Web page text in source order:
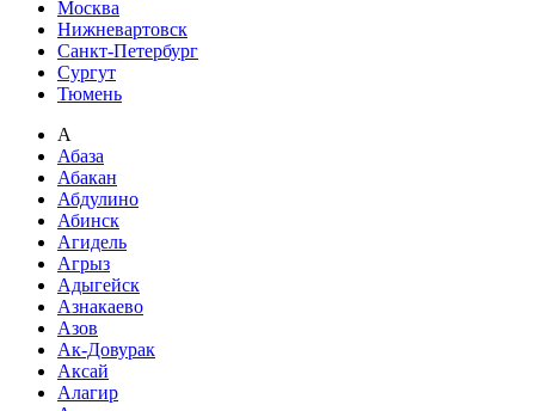
Москва
Нижневартовск
Санкт-Петербург
Сургут
Тюмень
А
Абаза
Абакан
Абдулино
Абинск
Агидель
Агрыз
Адыгейск
Азнакаево
Азов
Ак-Довурак
Аксай
Алагир